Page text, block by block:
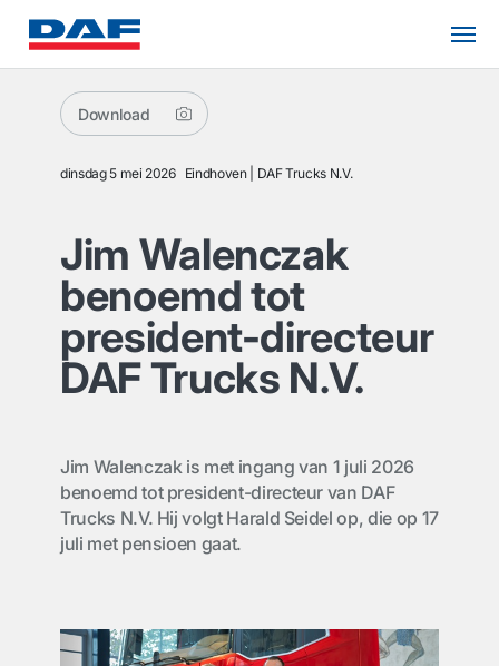
Download
dinsdag 5 mei 2026 Eindhoven DAF Trucks N.V.
Jim Walenczak
benoemd tot
president-directeur
DAF Trucks N.V.
Jim Walenczak is met ingang van 1 juli 2026
benoemd tot president-directeur van DAF
Trucks N.V. Hij volgt Harald Seidel op, die op 17
juli met pensioen gaat.